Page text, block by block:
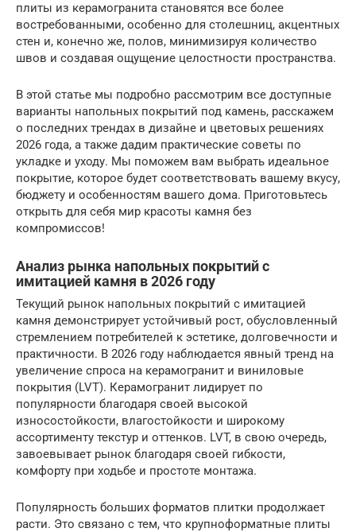
плиты из керамогранита становятся все более
востребованными, особенно для столешниц, акцентных
стен и, конечно же, полов, минимизируя количество
швов и создавая ощущение целостности пространства.
В этой статье мы подробно рассмотрим все доступные
варианты напольных покрытий под камень, расскажем
о последних трендах в дизайне и цветовых решениях
2026 года, а также дадим практические советы по
укладке и уходу. Мы поможем вам выбрать идеальное
покрытие, которое будет соответствовать вашему вкусу,
бюджету и особенностям вашего дома. Приготовьтесь
открыть для себя мир красоты камня без
компромиссов!
Анализ рынка напольных покрытий с
имитацией камня в 2026 году
Текущий рынок напольных покрытий с имитацией
камня демонстрирует устойчивый рост, обусловленный
стремлением потребителей к эстетике, долговечности и
практичности. В 2026 году наблюдается явный тренд на
увеличение спроса на керамогранит и виниловые
покрытия (LVT). Керамогранит лидирует по
популярности благодаря своей высокой
износостойкости, влагостойкости и широкому
ассортименту текстур и оттенков. LVT, в свою очередь,
завоевывает рынок благодаря своей гибкости,
комфорту при ходьбе и простоте монтажа.
Популярность больших форматов плитки продолжает
расти. Это связано с тем, что крупноформатные плиты